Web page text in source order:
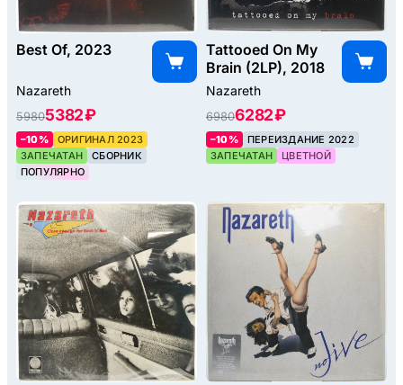
Best Of, 2023
Nazareth
59805382 ₽
–10%
ОРИГИНАЛ 2023
ЗАПЕЧАТАН
СБОРНИК
ПОПУЛЯРНО
Tattooed On My
Brain (2LP), 2018
Nazareth
69806282 ₽
–10%
ПЕРЕИЗДАНИЕ 2022
ЗАПЕЧАТАН
ЦВЕТНОЙ